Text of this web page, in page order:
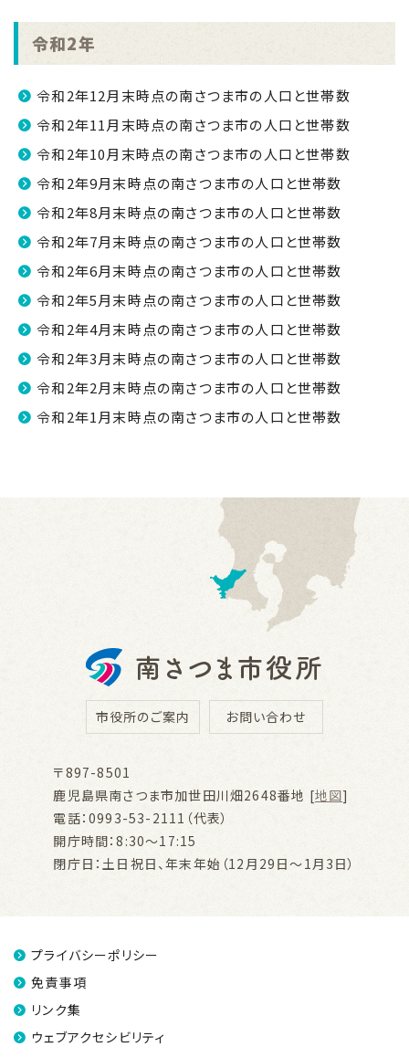
令和2年
令和2年12月末時点の南さつま市の人口と世帯数
令和2年11月末時点の南さつま市の人口と世帯数
令和2年10月末時点の南さつま市の人口と世帯数
令和2年9月末時点の南さつま市の人口と世帯数
令和2年8月末時点の南さつま市の人口と世帯数
令和2年7月末時点の南さつま市の人口と世帯数
令和2年6月末時点の南さつま市の人口と世帯数
令和2年5月末時点の南さつま市の人口と世帯数
令和2年4月末時点の南さつま市の人口と世帯数
令和2年3月末時点の南さつま市の人口と世帯数
令和2年2月末時点の南さつま市の人口と世帯数
令和2年1月末時点の南さつま市の人口と世帯数
市役所のご案内 お問い合わせ
〒897-8501
鹿児島県南さつま市加世田川畑2648番地 [地図]
電話：0993-53-2111（代表）
開庁時間：8:30～17:15
閉庁日：土日祝日、年末年始（12月29日～1月3日）
プライバシーポリシー
免責事項
リンク集
ウェブアクセシビリティ